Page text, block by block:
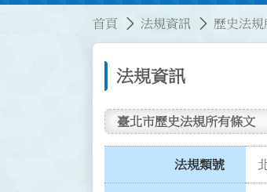
首頁 法規資訊 歷史法規
法規資訊
臺北市歷史法規所有條文
法規類號